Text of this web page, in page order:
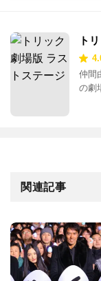
ト
仲間
の劇
関連記事